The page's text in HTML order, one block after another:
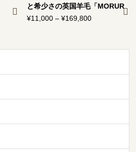
と希少さの英国羊毛「MORUR
U/モルル」
¥11,000 –¥169,800
¥11,000